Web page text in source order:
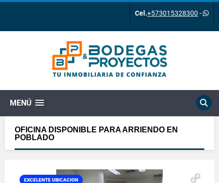
Cel.+573015328300 -
MENÚ
OFICINA DISPONIBLE PARA ARRIENDO EN
POBLADO
EXCELENTE UBICACION